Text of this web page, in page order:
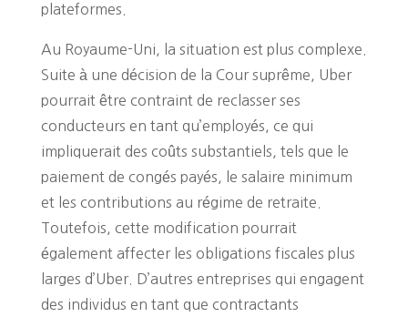
plateformes.
Au Royaume-Uni, la situation est plus complexe.
Suite à une décision de la Cour suprême, Uber
pourrait être contraint de reclasser ses
conducteurs en tant qu’employés, ce qui
impliquerait des coûts substantiels, tels que le
paiement de congés payés, le salaire minimum
et les contributions au régime de retraite.
Toutefois, cette modification pourrait
également affecter les obligations fiscales plus
larges d’Uber. D’autres entreprises qui engagent
des individus en tant que contractants